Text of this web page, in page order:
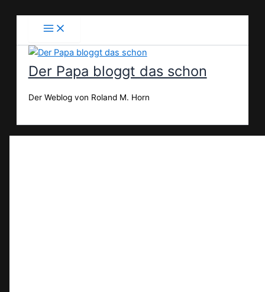
Der Papa bloggt das schon
Der Weblog von Roland M. Horn